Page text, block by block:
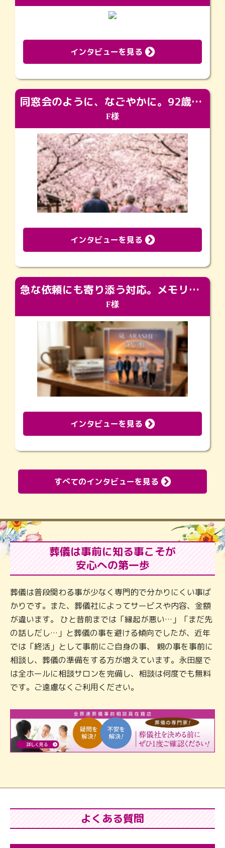
インタビューを見る
同窓会のように、なごやかに。92歳の旅立ちを彩った、再会と感謝の場
F様
インタビューを見る
急な依頼にも寄り添う対応。メモリアルコーナーで振り返る大切な日々
F様
インタビューを見る
すべてのインタビューを見る
葬儀は事前に知る事こそが
安心への第一歩
葬儀は普段関わる事が少なく専門的で分かりにくい事ば
かりです。また、葬儀社によってサービスや内容、金額
が違います。 ひと昔前までは「縁起が悪い…」「まだ先
の話しだし…」と葬儀の事を避ける傾向でしたが、近年
では「終活」として事前にご自身の事、 親の事を事前に
相談し、葬儀の準備をする方が増えています。永田屋で
は全ホールに相談サロンを完備し、相談は何度でも無料
です。ご遠慮なくご利用ください。
よくある質問